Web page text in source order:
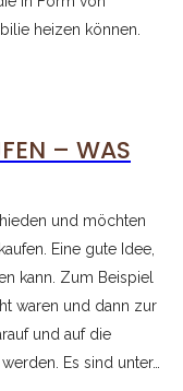
heizen können.
– WAS
und möchten
Eine gute Idee,
kann. Zum Beispiel
waren und dann zur
und auf die
Es sind unter…